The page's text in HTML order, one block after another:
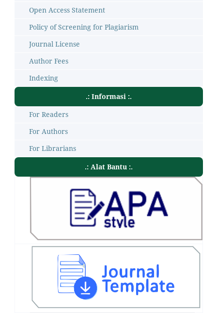
Open Access Statement
Policy of Screening for Plagiarism
Journal License
Author Fees
Indexing
.: Informasi :.
For Readers
For Authors
For Librarians
.: Alat Bantu :.